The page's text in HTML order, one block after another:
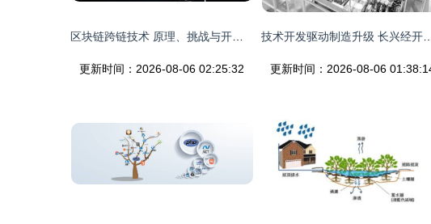
更新时间：2026-08-06 02:25:32 更新时间：2026-08-06